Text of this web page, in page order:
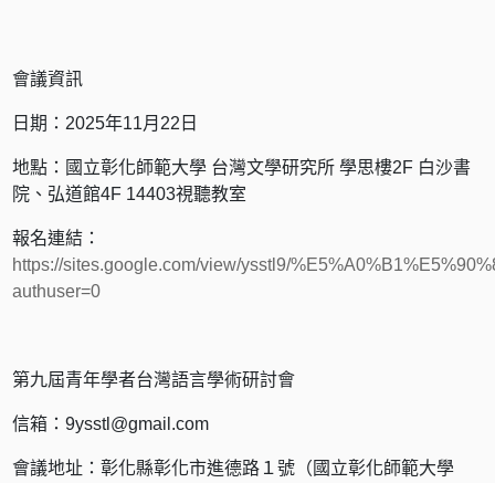
會議資訊
日期：2025年11月22日
地點：國立彰化師範大學 台灣文學研究所 學思樓2F 白沙書
院、弘道館4F 14403視聽教室
報名連結：
https://sites.google.com/view/ysstl9/
authuser=0
第九屆青年學者台灣語言學術研討會
信箱：9ysstl@gmail.com
會議地址：彰化縣彰化市進德路１號（國立彰化師範大學